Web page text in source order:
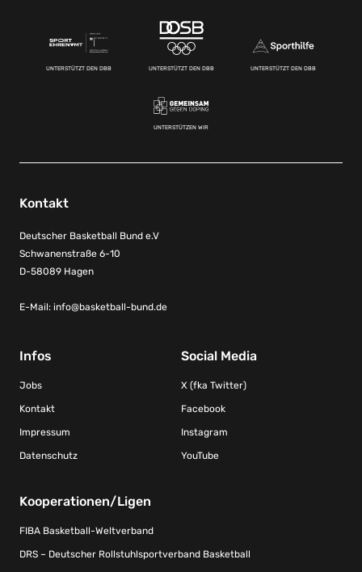
UNTERSTÜTZT DEN DBB UNTERSTÜTZT DEN DBB UNTERSTÜTZT DEN DBB
UNTERSTÜTZEN WIR
Kontakt
Deutscher Basketball Bund e.V
Schwanenstraße 6-10
D-58089 Hagen
E-Mail: info@basketball-bund.de
Infos
Jobs
Kontakt
Impressum
Datenschutz
Social Media
X (fka Twitter)
Facebook
Instagram
YouTube
Kooperationen/Ligen
FIBA Basketball-Weltverband
DRS – Deutscher Rollstuhlsportverband Basketball